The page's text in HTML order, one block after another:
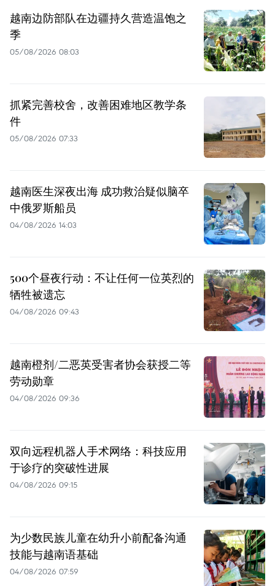
越南边防部队在边疆持久营造温饱之
季
05/08/2026 08:03
抓紧完善校舍，改善困难地区教学条
件
05/08/2026 07:33
越南医生深夜出海 成功救治疑似脑卒
中俄罗斯船员
04/08/2026 14:03
500个昼夜行动：不让任何一位英烈的
牺牲被遗忘
04/08/2026 09:43
越南橙剂/二恶英受害者协会获授二等
劳动勋章
04/08/2026 09:36
双向远程机器人手术网络：科技应用
于诊疗的突破性进展
04/08/2026 09:15
为少数民族儿童在幼升小前配备沟通
技能与越南语基础
04/08/2026 07:59